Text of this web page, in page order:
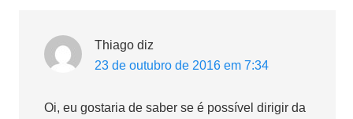
Thiago diz
23 de outubro de 2016 em 7:34
Oi, eu gostaria de saber se é possível dirigir da